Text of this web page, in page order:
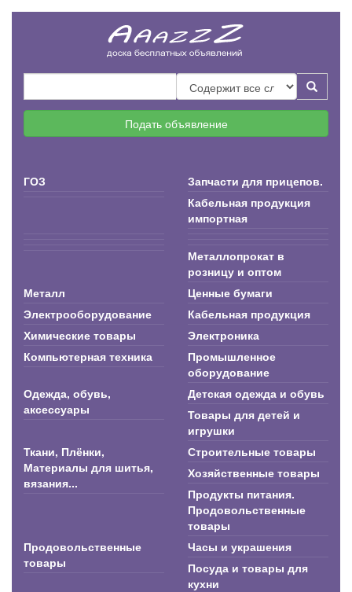
Подать объявление
ГОЗ
Запчасти для прицепов.
Кабельная продукция
импортная
Металлопрокат в
розницу и оптом
Металл
Ценные бумаги
Электрооборудование
Кабельная продукция
Химические товары
Электроника
Компьютерная техника
Промышленное
оборудование
Одежда, обувь,
аксессуары
Детская одежда и обувь
Товары для детей и
игрушки
Ткани, Плёнки,
Материалы для шитья,
вязания...
Строительные товары
Хозяйственные товары
Продукты питания.
Продовольственные
товары
Продовольственные
товары
Часы и украшения
Посуда и товары для
кухни